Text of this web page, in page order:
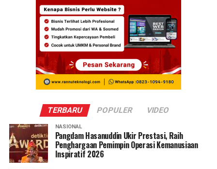
TERBARU POPULER VIDEO
NASIONAL
Pangdam Hasanuddin Ukir Prestasi, Raih
Penghargaan Pemimpin Operasi Kemanusiaan
Inspiratif 2026